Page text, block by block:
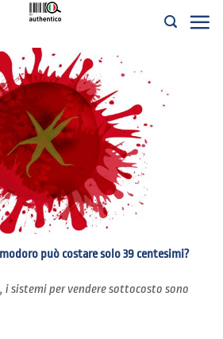
può costare solo 39 centesimi?
i sistemi per vendere sottocosto sono